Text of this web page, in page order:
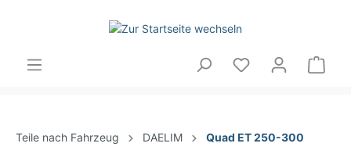
Teile nach Fahrzeug DAELIM Quad ET 250-300